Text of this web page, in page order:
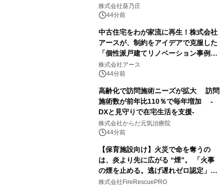
株式会社葵乃庄
44分前
中古住宅をわが家流に再生！株式会社
アースが、制約をアイデアで克服した
「個性派戸建てリノベーション事例5
選」を公開
株式会社アース
44分前
高齢化で訪問施術ニーズが拡大 訪問
施術数が前年比110％で毎年増加 -
DXと見守りで在宅生活を支援-
株式会社からだ元気治療院
44分前
【保育施設向け】火災で命を奪うの
は、炎より先に広がる “煙”。 「火事
の煙を止める。逃げ遅れゼロ認定」提
供開始
株式会社FireRescuePRO